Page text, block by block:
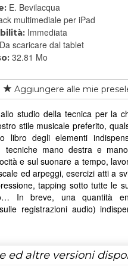
E. Bevilacqua
multimediale per iPad
Immediata
Da scaricare dal tablet
32.81 Mo
Aggiungere alle mie
studio della tecnica per la
stile musicale preferito,
libro degli elementi
mano destra e
e sul suonare a tempo,
ed arpeggi, esercizi atti a
tapping sotto tutte le
In breve, una quantità
registrazioni audio)
ed altre versioni